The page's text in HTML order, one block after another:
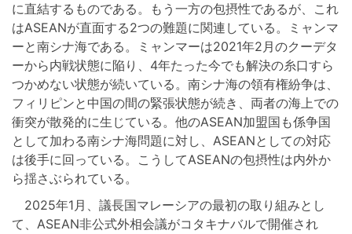
に直結するものである。もう一方の包摂性であるが、これ
はASEANが直面する2つの難題に関連している。ミャンマ
ーと南シナ海である。ミャンマーは2021年2月のクーデタ
ーから内戦状態に陥り、4年たった今でも解決の糸口すら
つかめない状態が続いている。南シナ海の領有権紛争は、
フィリピンと中国の間の緊張状態が続き、両者の海上での
衝突が散発的に生じている。他のASEAN加盟国も係争国
として加わる南シナ海問題に対し、ASEANとしての対応
は後手に回っている。こうしてASEANの包摂性は内外か
ら揺さぶられている。
2025年1月、議長国マレーシアの最初の取り組みとし
て、ASEAN非公式外相会議がコタキナバルで開催され